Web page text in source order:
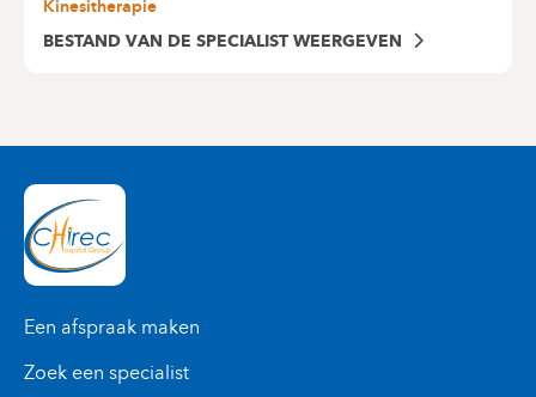
Kinesitherapie
BESTAND VAN DE SPECIALIST WEERGEVEN
Een afspraak maken
Zoek een specialist